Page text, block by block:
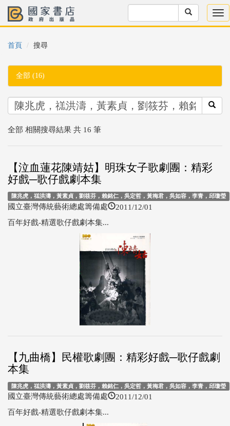
首頁 搜尋
全部 (16)
全部 相關搜尋結果 共 16 筆
【泣血蓮花陳靖姑】明珠女子歌劇團：精彩
好戲─歌仔戲劇本集
陳兆虎，禚洪濤，黃素貞，劉筱芬，賴銘仁，吳定哲，黃梅君，吳如容，李青，邱瓊瑩
國立臺灣傳統藝術總處籌備處 2011/12/01
百年好戲-精選歌仔戲劇本集...
【九曲橋】民權歌劇團：精彩好戲─歌仔戲劇
本集
陳兆虎，禚洪濤，黃素貞，劉筱芬，賴銘仁，吳定哲，黃梅君，吳如容，李青，邱瓊瑩
國立臺灣傳統藝術總處籌備處 2011/12/01
百年好戲-精選歌仔戲劇本集...